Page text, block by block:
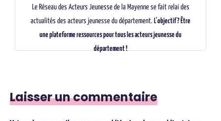
Le Réseau des Acteurs Jeunesse de la Mayenne se fait relai des
actualités des acteurs jeunesse du département. L'objectif ? Être
une plateforme ressources pour tous les acteurs jeunesse du
département !
bettina.laouar@laligue53.org
Laisser un commentaire